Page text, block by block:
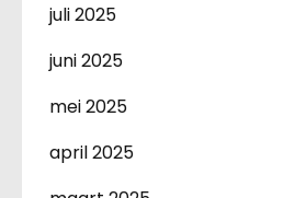
juli 2025
juni 2025
mei 2025
april 2025